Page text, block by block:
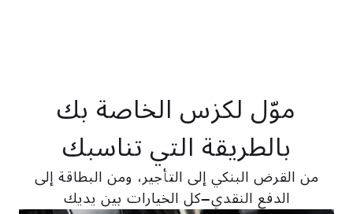
موّل لكزس الخاصة بك
بالطريقة التي تناسبك
من القرض البنكي إلى التأجير، ومن البطاقة إلى
الدفع النقدي—كل الخيارات بين يديك